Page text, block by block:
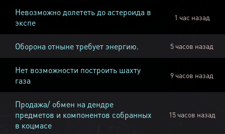
Невозможно долететь до астероида в
экспе
1 час назад
Оборона отныне требует энергию. 5 часов назад
Нет возможности построить шахту
газа
9 часов назад
Продажа/ обмен на дендре
предметов и компонентов собранных
в коцмасе
15 часов назад